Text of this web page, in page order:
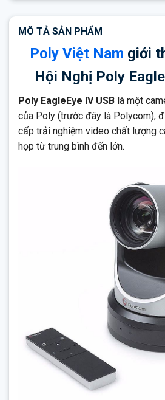
MÔ TẢ SẢN PHẨM
Poly Việt Nam giới
Hội Nghị Poly
Poly EagleEye IV USB là một
của Poly (trước đây là Polycom),
cấp trải nghiệm video chất lượng
họp từ trung bình đến lớn.